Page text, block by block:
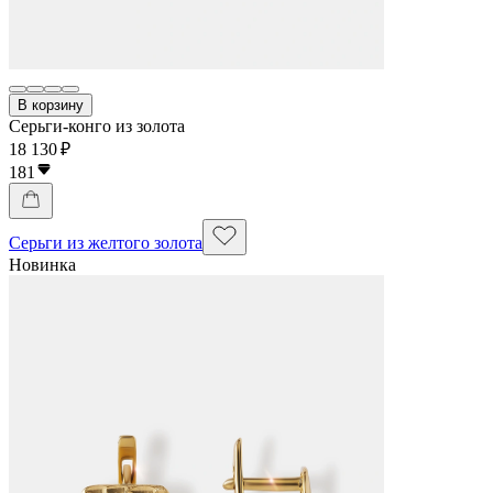
В корзину
Серьги-конго из золота
18 130 ₽
181
Серьги из желтого золота
Новинка